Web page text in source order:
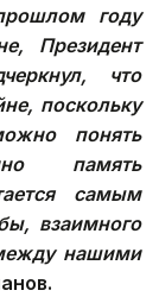
году
Президент
что
поскольку
понять
память
самым
взаимного
нашими